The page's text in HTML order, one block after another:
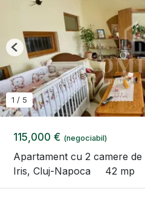
115,000 € (negociabil)
Apartament cu 2 camere de
Iris, Cluj-Napoca
42 mp
1 / 5
Previous